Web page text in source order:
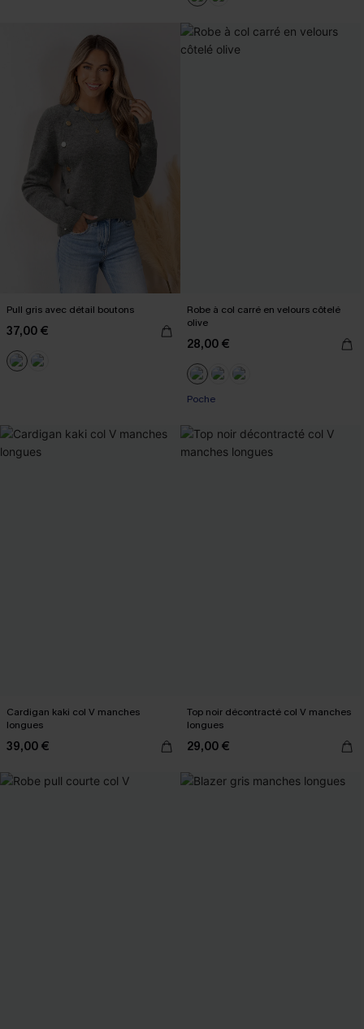
Pull gris avec détail boutons
37,00 €
Robe à col carré en velours côtelé
olive
28,00 €
Poche
Cardigan kaki col V manches
longues
39,00 €
Top noir décontracté col V manches
longues
29,00 €